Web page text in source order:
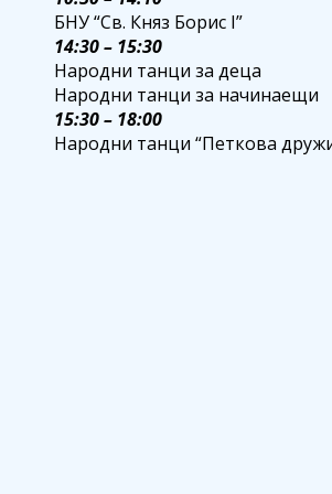
БНУ “Св. Княз Борис I”
14:30 – 15:30
Народни танци за деца
Народни танци за начинаещи
15:30 – 18:00
Народни танци “Петкова